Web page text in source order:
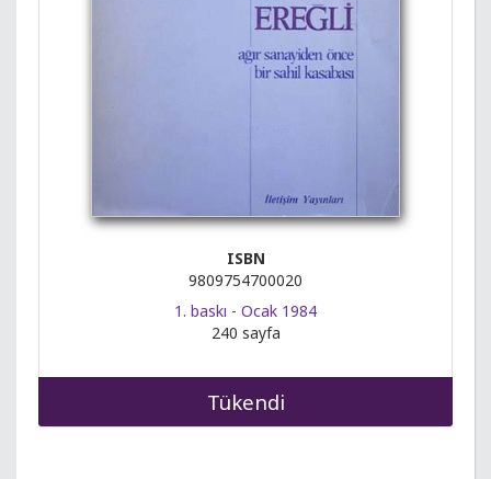
ISBN
9809754700020
1. baskı - Ocak 1984
240 sayfa
Tükendi